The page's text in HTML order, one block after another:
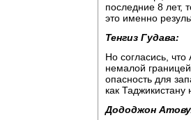
последние 8 лет,
это именно
Тенгиз Гудава:
Но согласись,
немалой
опасность для
как Таджикистану
Дододжон